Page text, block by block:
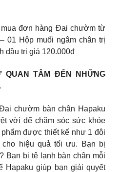
đơn hàng Đai chườm từ
01 Hộp muối ngâm chân trị
dầu trị giá 120.000đ
QUAN TÂM ĐẾN NHỮNG
chườm bàn chân Hapaku
vời để chăm sóc sức khỏe
được thiết kế như 1 đôi
hiệu quả tối ưu. Bạn bị
Bạn bị tê lạnh bàn chân mỗi
Hapaku giúp bạn giải quyết